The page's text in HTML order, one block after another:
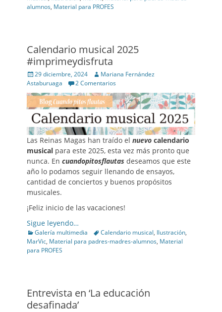
alumnos, Material para PROFES
Calendario musical 2025
#imprimeydisfruta
Posted
on
29 diciembre, 2024 Author
Mariana Fernández
Astaburuaga
2 Comentarios
Las Reinas Magas han traído el nuevo calendario
musical para este 2025, esta vez más pronto que
nunca. En cuandopitosflautas deseamos que este
año lo podamos seguir llenando de ensayos,
cantidad de conciertos y buenos propósitos
musicales.
¡Feliz inicio de las vacaciones!
Sigue leyendo…
Categories
Galería multimedia TagsCalendario musical, Ilustración,
MarVic, Material para padres-madres-alumnos, Material
para PROFES
Entrevista en ‘La educación
desafinada’